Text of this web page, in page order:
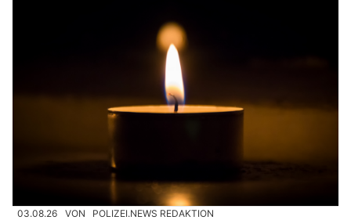
03.08.26 VON POLIZEI.NEWS REDAKTION